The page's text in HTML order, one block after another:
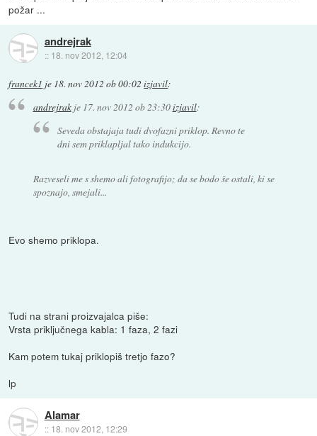
požar ...
andrejrak
:: 18. nov 2012, 12:04
francek1 je 18. nov 2012 ob 00:02 izjavil:
andrejrakje 17. nov 2012 ob 23:30izjavil:
Seveda obstajaja tudi dvofazni priklop. Revno te
dni sem priklapljal tako indukcijo.
Razveseli me s shemo ali fotografijo; da se bodo še ostali, ki se
spoznajo, smejali...
Evo shemo priklopa.
Tudi na strani proizvajalca piše:
Vrsta priključnega kabla: 1 faza, 2 fazi
Kam potem tukaj priklopiš tretjo fazo?
lp
Alamar
:: 18. nov 2012, 12:29